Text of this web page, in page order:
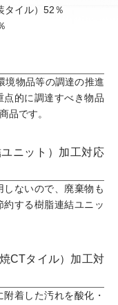
タイル）52％
境物品等の調達の推進
的に調達すべき物品
品です。
ニット）加工対応
ないので、廃棄物も
する樹脂連結ユニッ
CTタイル）加工対
着した汚れを酸化・